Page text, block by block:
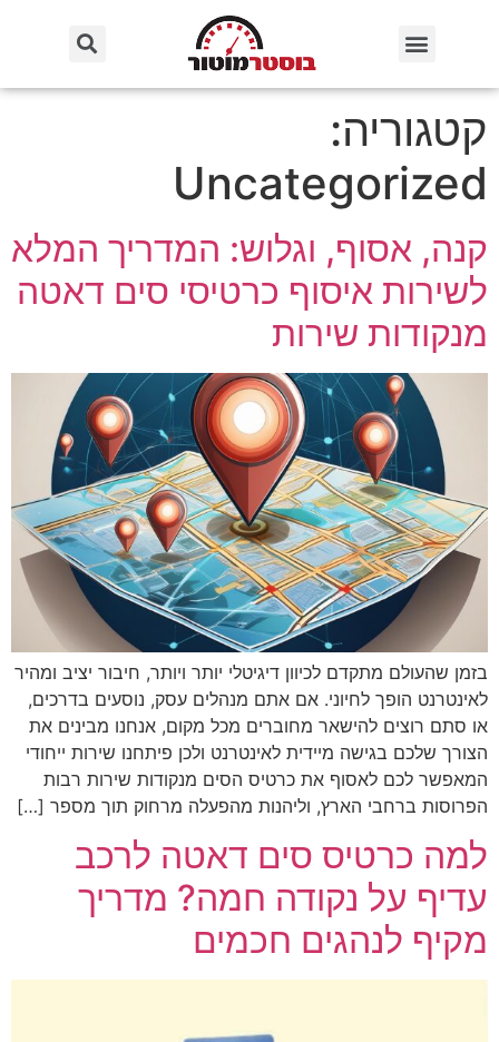
קטגוריה:
Uncategorized
קנה, אסוף, וגלוש: המדריך המלא
לשירות איסוף כרטיסי סים דאטה
מנקודות שירות
בזמן שהעולם מתקדם לכיוון דיגיטלי יותר ויותר, חיבור יציב ומהיר
לאינטרנט הופך לחיוני. אם אתם מנהלים עסק, נוסעים בדרכים,
או סתם רוצים להישאר מחוברים מכל מקום, אנחנו מבינים את
הצורך שלכם בגישה מיידית לאינטרנט ולכן פיתחנו שירות ייחודי
המאפשר לכם לאסוף את כרטיס הסים מנקודות שירות רבות
הפרוסות ברחבי הארץ, וליהנות מהפעלה מרחוק תוך מספר […]
למה כרטיס סים דאטה לרכב
עדיף על נקודה חמה? מדריך
מקיף לנהגים חכמים